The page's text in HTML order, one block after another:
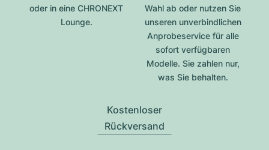
oder in eine CHRONEXT
Lounge.
Wahl ab oder nutzen Sie
unseren unverbindlichen
Anprobeservice für alle
sofort verfügbaren
Modelle. Sie zahlen nur,
was Sie behalten.
Kostenloser
Rückversand